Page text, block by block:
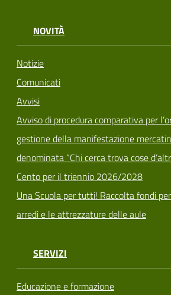
NOVITÀ
Notizie
Comunicati
Avvisi
Avviso di procedura comparativa per
gestione della manifestazione
denominata “Chi cerca trova cose
Cento per il triennio 2026/2028
Una Scuola per tutti! Raccolta fondi
arredi e le attrezzature delle aule
SERVIZI
Educazione e formazione